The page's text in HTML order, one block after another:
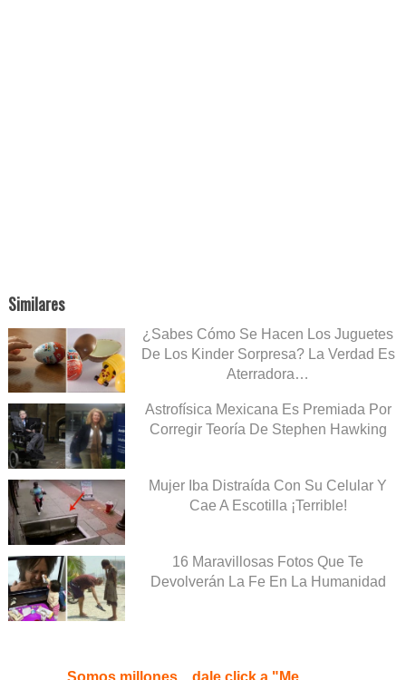
Similares
¿Sabes Cómo Se Hacen Los Juguetes
De Los Kinder Sorpresa? La Verdad Es
Aterradora…
Astrofísica Mexicana Es Premiada Por
Corregir Teoría De Stephen Hawking
Mujer Iba Distraída Con Su Celular Y
Cae A Escotilla ¡Terrible!
16 Maravillosas Fotos Que Te
Devolverán La Fe En La Humanidad
Somos millones... dale click a "Me